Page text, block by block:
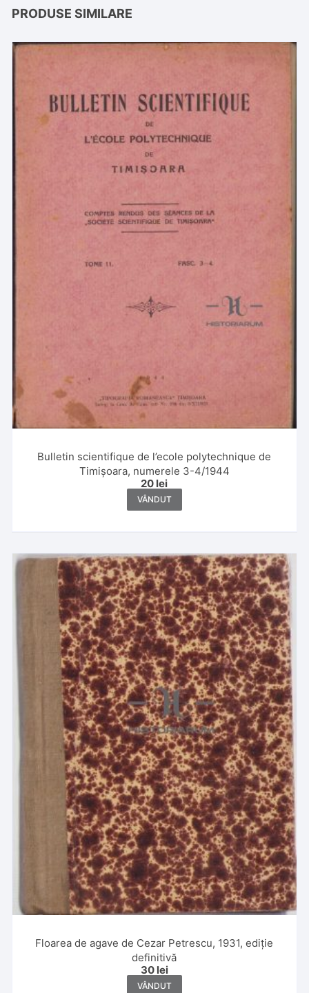
PRODUSE SIMILARE
Bulletin scientifique de l’ecole polytechnique de
Timișoara, numerele 3-4/1944
20 lei
VÂNDUT
Floarea de agave de Cezar Petrescu, 1931, ediție
definitivă
30 lei
VÂNDUT